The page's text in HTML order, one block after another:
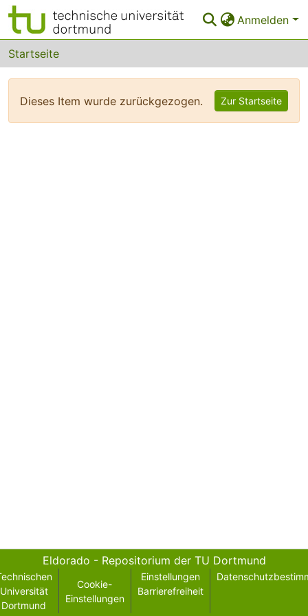
Anmelden
Bereiche & Sammlungen
Das gesamte Repositorium
FAQ
Startseite
Dieses Item wurde zurückgezogen. Zur Startseite
Eldorado - Repositorium der TU Dortmund
Universität
Dortmund
Cookie-
Einstellungen
Einstellungen
Barrierefreiheit